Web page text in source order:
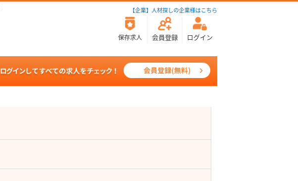
【企業】人材探しの企業様はこちら
保存求人 会員登録 ログイン